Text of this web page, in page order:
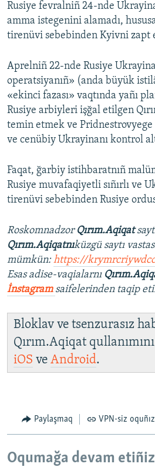
Rusiye fevralniñ 24-nde
amma istegenini alamadı,
tirenüvi sebebinden Kyivni zapt
Aprelniñ 22-nde Rusiye
operatsiyanıñ» (anda büyük
«ekinci fazası» vaqtında yañı
Rusiye arbiyleri işğal etilgen
temin etmek ve Pridnestrovyege
ve cenübiy Ukrayinanı kontrol
Faqat, ğarbiy istihbaratnıñ
Rusiye muvafaqiyetli sıñırlı ve
tirenüvi sebebinden Rusiye
Roskomnadzor Qırım.Aqiqat
Qırım.Aqiqatnıküzgü saytı
mümkün:https://
Esas adise-vaqialarnı
İnstagram saifelerinden taqip
Bloklav ve tsenzurasız
Qırım.Aqiqat qullanımını
iOS ve Android.
Paylaşmaq VPN-siz oquñız
Oqumağa devam etiñiz